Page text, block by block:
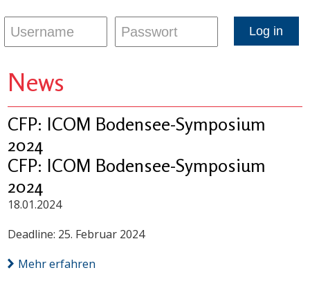
News
CFP: ICOM Bodensee-Symposium
2024
CFP: ICOM Bodensee-Symposium
2024
18.01.2024
Deadline: 25. Februar 2024
Mehr erfahren